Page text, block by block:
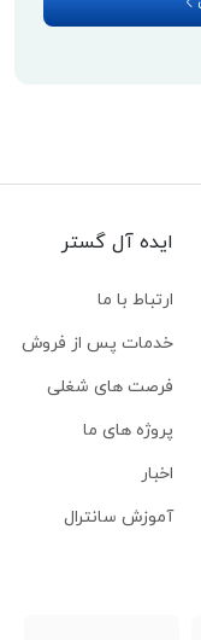
ایده آل گستر
ارتباط با ما
خدمات پس از فروش
فرصت های شغلی
پروژه های ما
اخبار
آموزش سانترال